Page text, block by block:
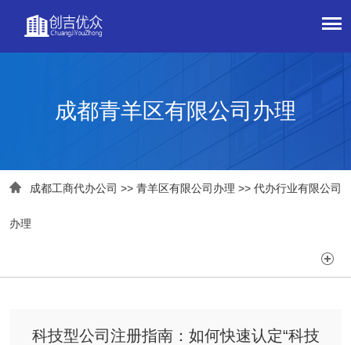
成都青羊区有限公司办理
 成都工商代办公司 >> 青羊区有限公司办理 >> 代办行业有限公司
办理

科技型公司注册指南：如何快速认定“科技